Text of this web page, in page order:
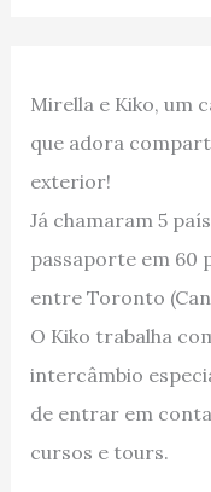
Mirella e Kiko, um
que adora
exterior!
Já chamaram 5
passaporte em 60
entre Toronto
O Kiko trabalha
intercâmbio
de entrar em
cursos e tours.